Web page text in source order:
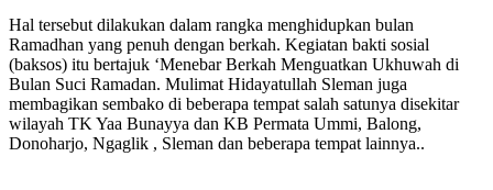
Hal tersebut dilakukan dalam rangka menghidupkan bulan
Ramadhan yang penuh dengan berkah. Kegiatan bakti sosial
(baksos) itu bertajuk ‘Menebar Berkah Menguatkan Ukhuwah di
Bulan Suci Ramadan. Mulimat Hidayatullah Sleman juga
membagikan sembako di beberapa tempat salah satunya disekitar
wilayah TK Yaa Bunayya dan KB Permata Ummi, Balong,
Donoharjo, Ngaglik , Sleman dan beberapa tempat lainnya..